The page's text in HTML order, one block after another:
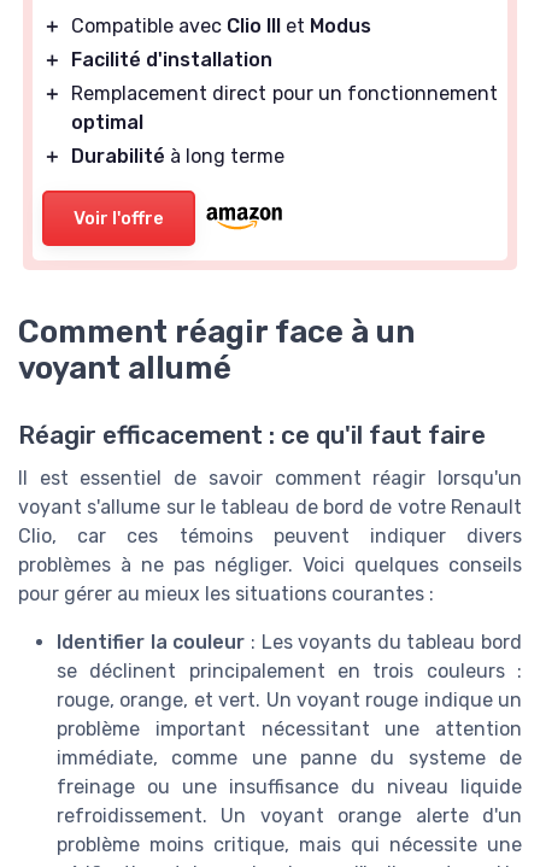
＋ Compatible avec Clio III et Modus
＋
Facilité d'installation
＋
Remplacement direct pour un fonctionnement
optimal
＋
Durabilité à long terme
Voir l'offre
Comment réagir face à un
voyant allumé
Réagir efficacement : ce qu'il faut faire
Il est essentiel de savoir comment réagir lorsqu'un
voyant s'allume sur le tableau de bord de votre Renault
Clio, car ces témoins peuvent indiquer divers
problèmes à ne pas négliger. Voici quelques conseils
pour gérer au mieux les situations courantes :
Identifier la couleur : Les voyants du tableau bord
se déclinent principalement en trois couleurs :
rouge, orange, et vert. Un voyant rouge indique un
problème important nécessitant une attention
immédiate, comme une panne du systeme de
freinage ou une insuffisance du niveau liquide
refroidissement. Un voyant orange alerte d'un
problème moins critique, mais qui nécessite une